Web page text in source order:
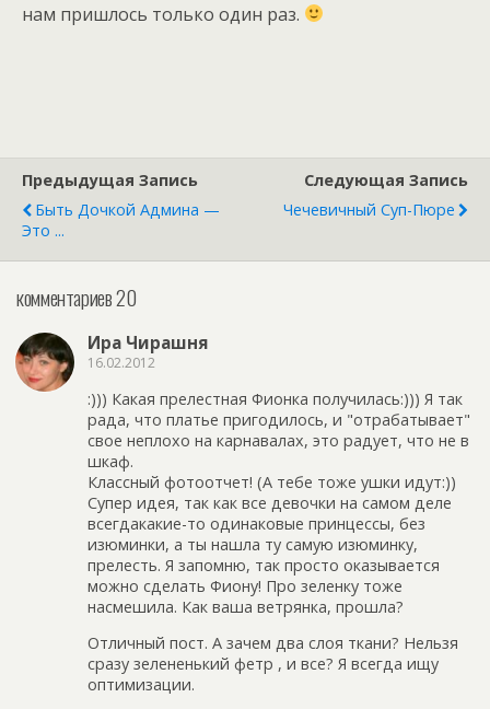
нам пришлось только один раз.
Предыдущая Запись
Быть Дочкой Админа —
Это ...
Следующая Запись
Чечевичный Суп-Пюре
комментариев 20
Ира Чирашня
16.02.2012
:))) Какая прелестная Фионка получилась:))) Я так
рада, что платье пригодилось, и "отрабатывает"
свое неплохо на карнавалах, это радует, что не в
шкаф.
Классный фотоотчет! (А тебе тоже ушки идут:))
Супер идея, так как все девочки на самом деле
всегдакакие-то одинаковые принцессы, без
изюминки, а ты нашла ту самую изюминку,
прелесть. Я запомню, так просто оказывается
можно сделать Фиону! Про зеленку тоже
насмешила. Как ваша ветрянка, прошла?
Отличный пост. А зачем два слоя ткани? Нельзя
сразу зелененький фетр , и все? Я всегда ищу
оптимизации.